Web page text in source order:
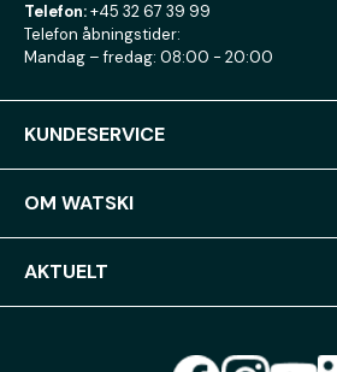
Telefon:+45 32 67 39 99
Telefon åbningstider:
Mandag – fredag: 08:00 - 20:00
KUNDESERVICE
OM WATSKI
AKTUELT